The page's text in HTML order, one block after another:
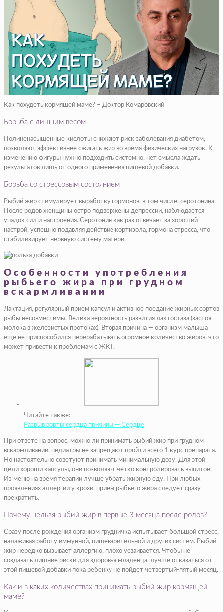
Как похудеть кормящей маме? – Доктор Комаровский
Борьба с лишним весом
Полиненасыщенные кислоты снижают риск заболевания диабетом,
позволяют эффективнее сжигать жир во время физических нагрузок. К
изменению фигуры нужно подходить системно, нет смысла ждать
результатов лишь от одного применения пищевой добавки.
Борьба со стрессовым состоянием
Рыбий жир стимулирует выработку гормонов, в том числе, серотонина.
После родов женщины остро подвержены депрессии, наблюдается
упадок сил и настроения. Серотонин как раз отвечает за хороший
настрой, успешно подавляя действие кортизола, гормона стресса, что
стабилизирует нервную систему матери.
Особенности употребления
рыбьего жира при грудном
вскармливании
Лактация, регулярный прием капсул и активное поедание жирных сортов
рыбы несовместимы. Велика вероятность развития лактостаза (застоя
молока в железистых протоках). Вторая причина — организм малыша
еще не приспособился перерабатывать огромное количество жиров, что
может привести к проблемам с ЖКТ.
Читайте также:
Разрыв аорты сердца причины — Сердце
При ответе на вопрос, можно ли принимать рыбий жир при грудном
вскармливании, педиатры не запрещают пройти всего 1 курс препарата.
Но настоятельно советуют принимать минимальную дозу. Для этой
цели хороши капсулы, они позволяют четко контролировать выпитое.
Из меню на время терапии лучше убрать жирную еду. При любых
проявлениях аллергии у крохи, прием рыбьего жира следует сразу
прекратить.
Почему нельзя рыбий жир в первые 3 месяца после родов?
Сразу после рождения организм грудничка испытывает большой стресс,
налаживая работу иммунной, пищеварительной и других систем. Рыбий
жир нередко вызывает аллергию, плохо усваивается. Чтобы не
создавать лишние риски для здоровья младенца, лучше отказаться от
этой пищевой добавки пока ребенку не пойдет четвертый-пятый месяц.
Как и в каких количествах принимать рыбий жир кормящей
маме?